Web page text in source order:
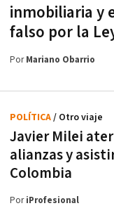
inmobiliaria y
falso por la
PorMariano Obarrio
Javier Milei
alianzas y
Colombia
POLÍTICA/ Otro viaje
PoriProfesional